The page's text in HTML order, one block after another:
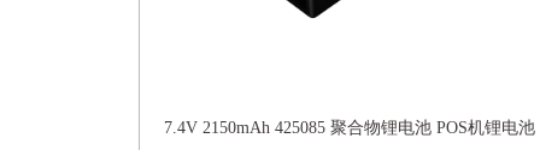
7.4V 2150mAh 425085 聚合物锂电池 POS机锂电池